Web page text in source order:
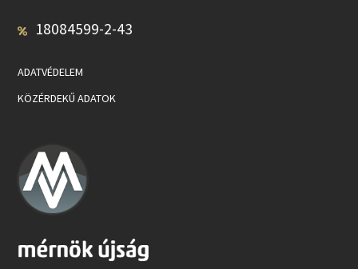
18084599-2-43
ADATVÉDELEM
KÖZÉRDEKŰ ADATOK